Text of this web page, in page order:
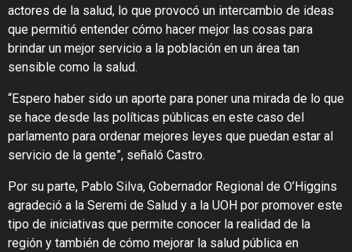
actores de la salud, lo que provocó un intercambio de ideas
que permitió entender cómo hacer mejor las cosas para
brindar un mejor servicio a la población en un área tan
sensible como la salud.
“Espero haber sido un aporte para poner una mirada de lo que
se hace desde las políticas públicas en este caso del
parlamento para ordenar mejores leyes que puedan estar al
servicio de la gente”, señaló Castro.
Por su parte, Pablo Silva, Gobernador Regional de O’Higgins
agradeció a la Seremi de Salud y a la UOH por promover este
tipo de iniciativas que permite conocer la realidad de la
región y también de cómo mejorar la salud pública en